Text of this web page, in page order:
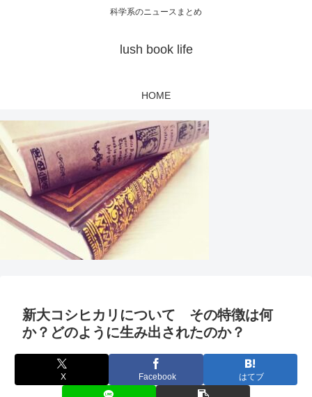
科学系のニュースまとめ
lush book life
HOME
新大コシヒカリについて その特徴は何
か？どのように生み出されたのか？
X Facebook はてブ